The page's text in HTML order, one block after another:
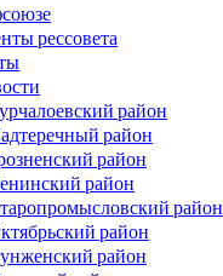
рессовета
район
район
район
район
район
район
район